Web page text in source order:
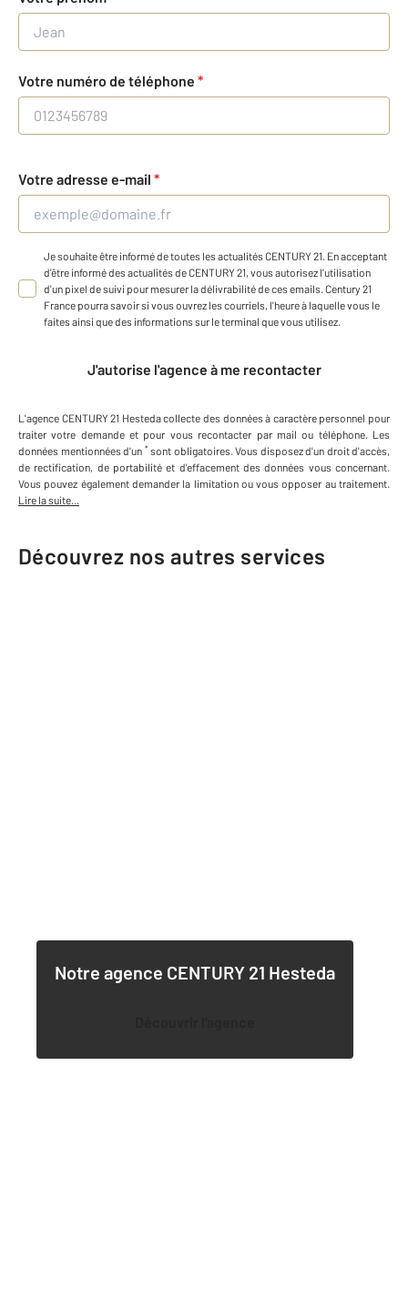
Votre numéro de téléphone *
Votre adresse e-mail *
Je souhaite être informé de toutes les actualités CENTURY 21. En acceptant
d'être informé des actualités de CENTURY 21, vous autorisez l'utilisation
d'un pixel de suivi pour mesurer la délivrabilité de ces emails. Century 21
France pourra savoir si vous ouvrez les courriels, l'heure à laquelle vous le
faites ainsi que des informations sur le terminal que vous utilisez.
J'autorise l'agence à me recontacter
L'agence CENTURY 21 Hestedacollecte des données à caractère personnel pour
traiter votre demande et pour vous recontacter par mail ou téléphone. Les
données mentionnées d'un * sont obligatoires. Vous disposez d'un droit d'accès,
de rectification, de portabilité et d'effacement des données vous concernant.
Vous pouvez également demander la limitation ou vous opposer au traitement.
Lire la suite...
Découvrez nos autres services
Notre agence CENTURY 21 Hesteda